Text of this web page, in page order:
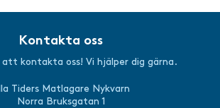
Kontakta oss
att kontakta oss! Vi hjälper dig gärna.
Tiders Matlagare Nykvarn
Norra Bruksgatan 1